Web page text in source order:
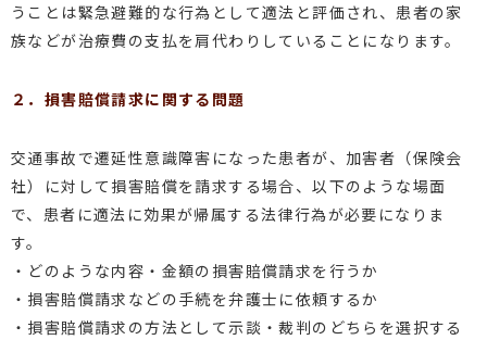
うことは緊急避難的な行為として適法と評価され、患者の家
族などが治療費の支払を肩代わりしていることになります。
２．損害賠償請求に関する問題
交通事故で遷延性意識障害になった患者が、加害者（保険会
社）に対して損害賠償を請求する場合、以下のような場面
で、患者に適法に効果が帰属する法律行為が必要になりま
す。
・どのような内容・金額の損害賠償請求を行うか
・損害賠償請求などの手続を弁護士に依頼するか
・損害賠償請求の方法として示談・裁判のどちらを選択する